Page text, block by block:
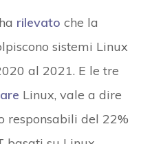
rilevato che la
sistemi Linux
al 2021. E le tre
Linux, vale a dire
responsabili del 22%